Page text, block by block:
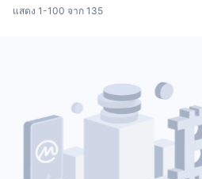
แสดง 1-100 จาก 135